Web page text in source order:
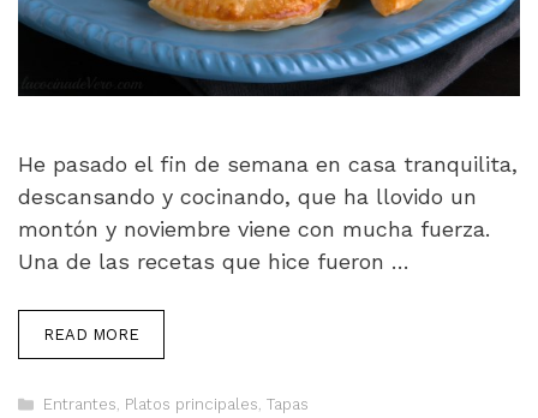
He pasado el fin de semana en casa tranquilita,
descansando y cocinando, que ha llovido un
montón y noviembre viene con mucha fuerza.
Una de las recetas que hice fueron …
READ MORE
Categorías
Entrantes, Platos principales, Tapas